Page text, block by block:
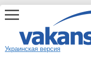
Украинская версия